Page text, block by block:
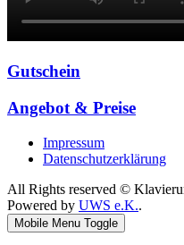
Gutschein
Angebot & Preise
Impressum
Datenschutzerklärung
All Rights reserved ©
Powered by UWS e.K..
Mobile Menu Toggle